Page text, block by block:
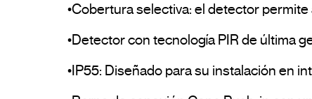
•Cobertura selectiva: el detector
•Detector con tecnología PIR de última
•IP55: Diseñado para su instalación en